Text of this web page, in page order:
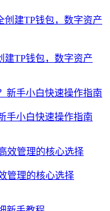
建TP钱包，数字资产
手小白快速操作指南
管理的核心选择